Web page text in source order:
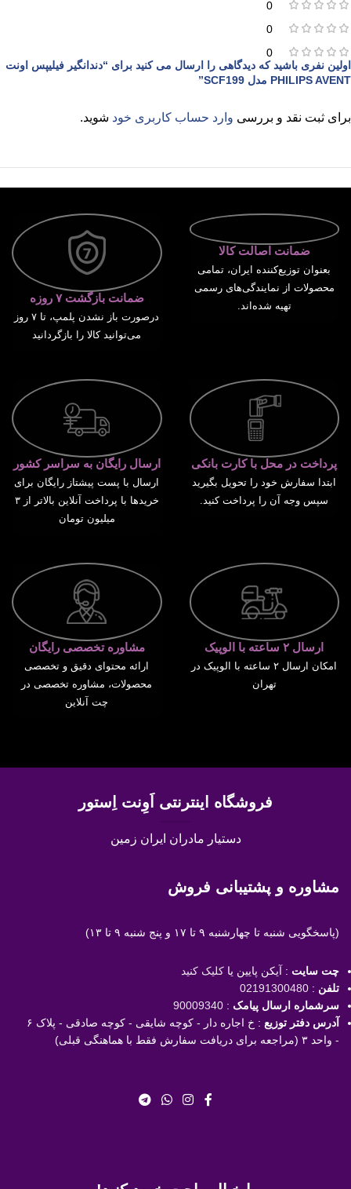
0
0
0
اولین نفری باشید که دیدگاهی را ارسال می کنید برای “دندانگیر فیلیپس اونت
PHILIPS AVENT مدل SCF199”
برای ثبت نقد و بررسی وارد حساب کاربری خود شوید.
ضمانت اصالت کالا
بعنوان توزیع‌کننده ایران، تمامی
محصولات از نمایندگی‌های رسمی
تهیه شده‌اند.
ضمانت بازگشت ۷ روزه
درصورت باز نشدن پلمپ، تا ۷ روز
می‌توانید کالا را بازگردانید
پرداخت در محل با کارت بانکی
ابتدا سفارش خود را تحویل بگیرید
سپس وجه آن را پرداخت کنید.
ارسال رایگان به سراسر کشور
ارسال با پست پیشتاز رایگان برای
خریدها با پرداخت آنلاین بالاتر از ۳
میلیون تومان
ارسال ۲ ساعته با الوپیک
امکان ارسال ۲ ساعته با الوپیک در
تهران
مشاوره تخصصی رایگان
ارائه محتوای دقیق و تخصصی
محصولات، مشاوره تخصصی در
چت آنلاین
فروشگاه اینترنتی اَوِنت اِستور
دستیار مادران ایران زمین
مشاوره و پشتیبانی فروش
(پاسخگویی شنبه تا چهارشنبه ۹ تا ۱۷ و پنج شنبه ۹ تا ۱۳)
چت سایت : آیکن پایین یا کلیک کنید
تلفن :
02191300480
سرشماره ارسال پیامک :
90009340
آدرس دفتر توزیع
: خ اجاره دار - کوچه شایقی - کوچه صادقی - پلاک ۶
- واحد ۳ (مراجعه برای دریافت سفارش فقط با هماهنگی قبلی)